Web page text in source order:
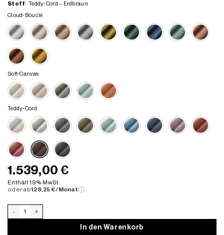
Stoff: Teddy-Cord – Erdbraun
Cloud-Bouclé
Soft-Canvas
Teddy-Cord
1.539,00 €
Enthält 19% MwSt.
oder ab128,25 €/Monatⓘ
Ersatzbezug für Levi Ecksofa 03 Menge
In den Warenkorb